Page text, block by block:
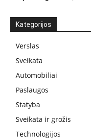
Kategorijos
Verslas
Sveikata
Automobiliai
Paslaugos
Statyba
Sveikata ir grožis
Technologijos